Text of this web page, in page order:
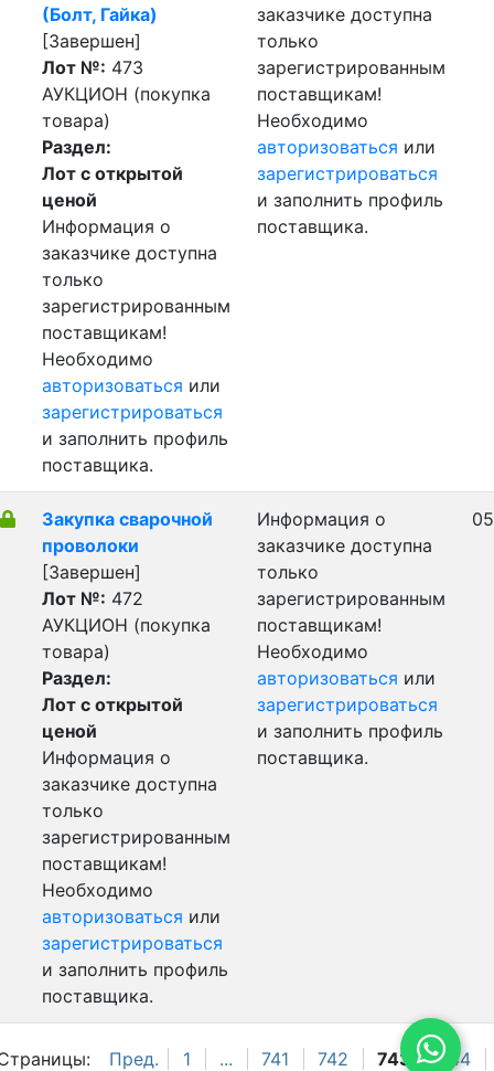
Пред. 1 ... 741 742 743 744
(Болт, Гайка)
[Завершен]
Лот №: 473
АУКЦИОН (покупка
товара)
Раздел:
Лот с открытой
ценой
Информация о
заказчике доступна
только
зарегистрированным
поставщикам!
Необходимо
авторизоваться или
зарегистрироваться
и заполнить профиль
поставщика.
заказчике доступна
только
зарегистрированным
поставщикам!
Необходимо
авторизоваться или
зарегистрироваться
и заполнить профиль
поставщика.
Закупка сварочной
проволоки
[Завершен]
Лот №: 472
АУКЦИОН (покупка
товара)
Раздел:
Лот с открытой
ценой
Информация о
заказчике доступна
только
зарегистрированным
поставщикам!
Необходимо
авторизоваться или
зарегистрироваться
и заполнить профиль
поставщика.
Информация о
заказчике доступна
только
зарегистрированным
поставщикам!
Необходимо
авторизоваться или
зарегистрироваться
и заполнить профиль
поставщика.